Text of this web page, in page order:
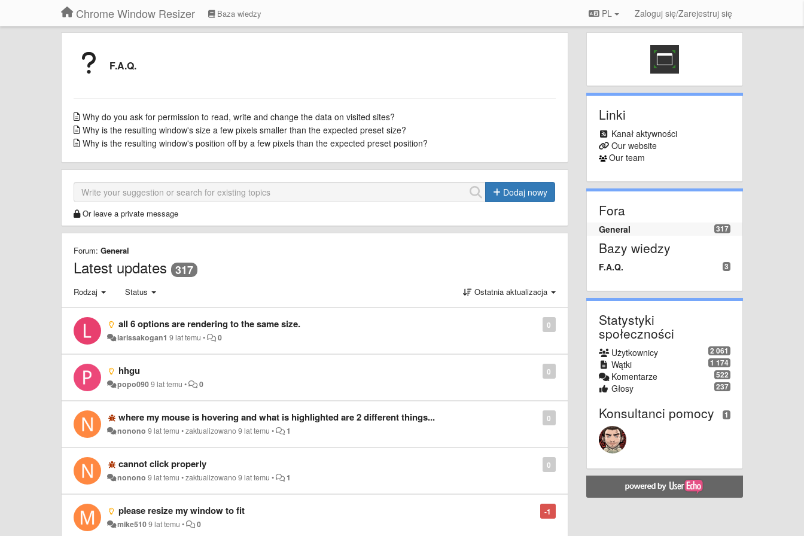
Chrome Window Resizer Baza wiedzy PL Zaloguj się/Zarejestruj się
F.A.Q.
Why do you ask for permission to read, write and change the data on visited sites?
Why is the resulting window's size a few pixels smaller than the expected preset size?
Why is the resulting window's position off by a few pixels than the expected preset position?
Dodaj nowy
Or leave a private message
Forum: General
Latest updates 317
Rodzaj Status Ostatnia aktualizacja
0
all 6 options are rendering to the same size.
larissakogan1 9 lat temu • 0
0
hhgu
popo0909 lat temu • 0
0
where my mouse is hovering and what is highlighted are 2 different things...
nonono 9 lat temu •zaktualizowano9 lat temu • 1
0
cannot click properly
nonono 9 lat temu •zaktualizowano9 lat temu • 1
-1
please resize my window to fit
mike5109 lat temu • 0
Linki
Kanał aktywności
Our website
Our team
Fora
317
General
Bazy wiedzy
3
F.A.Q.
Statystyki
społeczności
2 061
Użytkownicy
1 174
Wątki
522
Komentarze
237
Głosy
1
Konsultanci pomocy